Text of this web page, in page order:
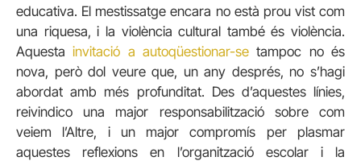
educativa. El mestissatge encara no està prou vist com
una riquesa, i la violència cultural també és violència.
Aquestainvitació a autoqüestionar-se tampoc no és
nova, però dol veure que, un any després, no s’hagi
abordat amb més profunditat. Des d’aquestes línies,
reivindico una major responsabilització sobre com
veiem l’Altre, i un major compromís per plasmar
aquestes reflexions en l’organització escolar i la